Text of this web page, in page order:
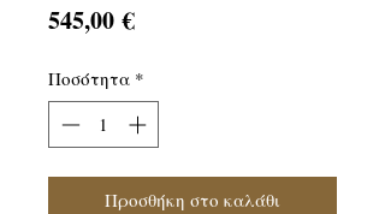
545,00 €Τιμή
Ποσότητα *
Προσθήκη στο καλάθι